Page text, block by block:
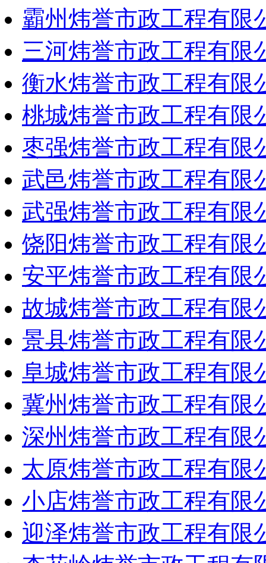
霸州炜誉市政工程有限
三河炜誉市政工程有限
衡水炜誉市政工程有限
桃城炜誉市政工程有限
枣强炜誉市政工程有限
武邑炜誉市政工程有限
武强炜誉市政工程有限
饶阳炜誉市政工程有限
安平炜誉市政工程有限
故城炜誉市政工程有限
景县炜誉市政工程有限
阜城炜誉市政工程有限
冀州炜誉市政工程有限
深州炜誉市政工程有限
太原炜誉市政工程有限
小店炜誉市政工程有限
迎泽炜誉市政工程有限